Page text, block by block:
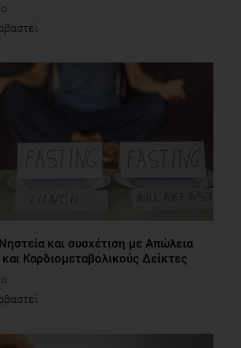
και συσχέτιση με Απώλεια
Καρδιομεταβολικούς Δείκτες